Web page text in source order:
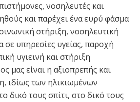
νοσηλευτές και
και παρέχει ένα ευρύ φάσμα
στήριξη, νοσηλευτική
σε υπηρεσίες υγείας, παροχή
υγιεινή και στήριξη
μας είναι η αξιοπρεπής και
ιδίως των ηλικιωμένων
δικό τους σπίτι, στο δικό τους